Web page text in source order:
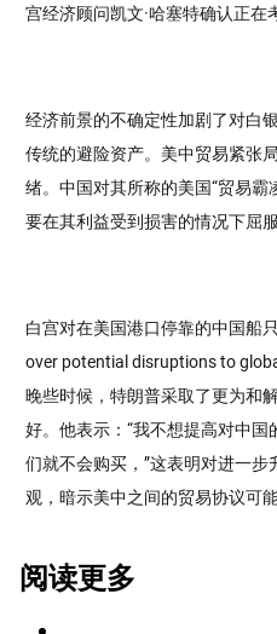
宫经济顾问凯文·哈塞特确认正在
经济前景的不确定性加剧了对白
传统的避险资产。美中贸易紧张
绪。中国对其所称的美国“贸易
要在其利益受到损害的情况下屈服
白宫对在美国港口停靠的中国船
over potential disruptions to
晚些时候，特朗普采取了更为和
好。他表示：“我不想提高对中
们就不会购买，”这表明对进一
观，暗示美中之间的贸易协议可
阅读更多